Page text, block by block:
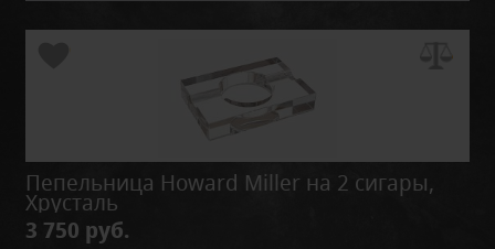
Пепельница Howard Miller на 2 сигары,
Хрусталь
3 750 руб.